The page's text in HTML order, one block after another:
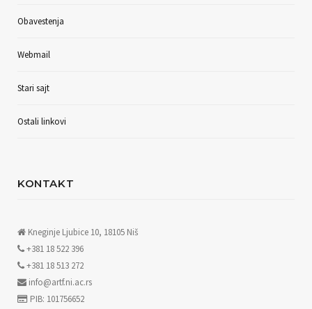
Obavestenja
Webmail
Stari sajt
Ostali linkovi
KONTAKT
Kneginje Ljubice 10, 18105 Niš
+381 18 522 396
+381 18 513 272
info@artf.ni.ac.rs
PIB: 101756652